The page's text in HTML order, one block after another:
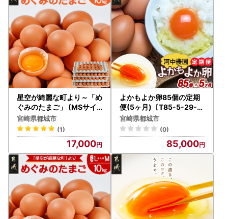
都城市ふるさと納税担当 宛
-------------------------------------------------
▼ふるさと納税 総合窓口「ふるまど」▼
https://furumado.jp/
・以下の、ワンストップ特例申請の手続きや受付状況の確認
ができます。
♪オンラインワンストップ特例申請
♪ワンストップ受付確認、受付書ダウンロード
♪ワンストップ申請書ダウンロード
♪ワンストップ変更届ダウンロード
※オンライン申請には、マイナンバーカードとスマートフォ
ン、公的個人認証アプリ「IAM」が必要です。
≪お問い合わせ先≫
都城市 ふるさと納税サポート室
TEL：0986-58-7727 （平日9時～18時 ）
E-mail：support3@furusato-miyakonojo.jp
星空が綺麗な町より～「め
ぐみのたまご」 (MSサイ
ズ)10kg〔17-6801〕_(都
城市) たまご MSサイズ 18
0個前後 10kg 冷蔵 黄身の
コクと深み たまごかけご
飯 赤卵 栄養価が高
宮崎県都城市
(1)
17,000
よかもよか卵85個の定期
便(5ヶ月)〔T85-5-29-0
10-85〕_(都城市) 卵 定期
便 Mサイズ こだわりの卵
宮崎県都城市
(0)
85,000